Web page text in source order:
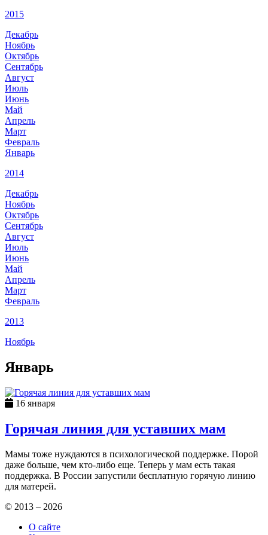
2015
Декабрь
Ноябрь
Октябрь
Сентябрь
Август
Июль
Июнь
Май
Апрель
Март
Февраль
Январь
2014
Декабрь
Ноябрь
Октябрь
Сентябрь
Август
Июль
Июнь
Май
Апрель
Март
Февраль
2013
Ноябрь
Январь
16 января
Горячая линия для уставших мам
Мамы тоже нуждаются в психологической поддержке. Порой
даже больше, чем кто-либо еще. Теперь у мам есть такая
поддержка. В России запустили бесплатную горячую линию
для матерей.
© 2013 – 2026
О сайте